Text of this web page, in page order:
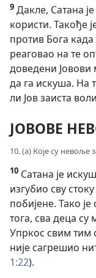
9 Дакле, Сатана
користи. Такође
против Бога када
реаговао на те
доведени Јовови
да га искуша. На
ли Јов заиста
ЈОВОВЕ
10. (а) Које су невоље
10 Сатана је
изгубио сву
побијене. Тако
тога, сва деца су
Упркос свим тим
није сагрешио
1:22).